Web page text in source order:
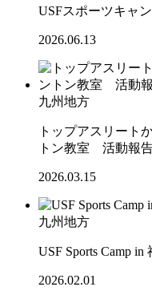
USFスポーツキャ
2026.06.13
九州地方
トップアスリート
トン教室 活動報告
2026.03.15
九州地方
USF Sports Camp
2026.02.01